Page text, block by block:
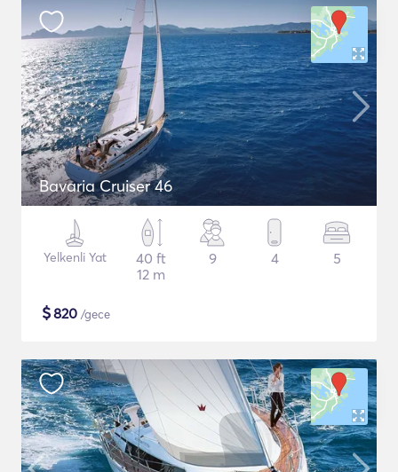
Bavaria Cruiser 46
Yelkenli Yat
40 ft
12 m
9 4 5
$820 /gece